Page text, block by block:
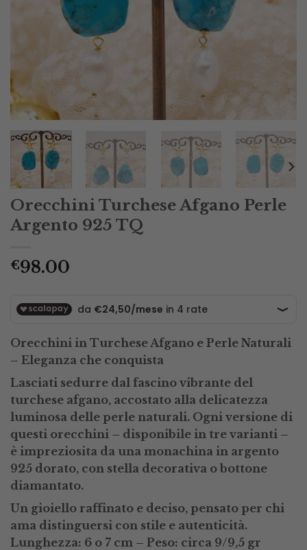
Orecchini Turchese Afgano Perle
Argento 925 TQ
€98.00
Orecchini in Turchese Afgano e Perle Naturali
– Eleganza che conquista
Lasciati sedurre dal fascino vibrante del
turchese afgano, accostato alla delicatezza
luminosa delle perle naturali. Ogni versione di
questi orecchini – disponibile in tre varianti –
è impreziosita da una monachina in argento
925 dorato, con stella decorativa o bottone
diamantato.
Un gioiello raffinato e deciso, pensato per chi
ama distinguersi con stile e autenticità.
Lunghezza: 6 o 7 cm – Peso: circa 9/9,5 gr